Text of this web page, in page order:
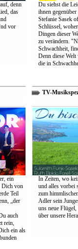
denn
das
vor
Du siehst die
ihnen
Stefanie Sasek
Schlüssel,
Dingen dieser
zu verändern.
Schwachheit,
Denn diese Welt
die in
ein
Dich von
Teil
„der
auch
rein,
ein als
TV-
In Zeiten, wo
und alles vorbei
zum
Adler sein
uns neue
über unsere